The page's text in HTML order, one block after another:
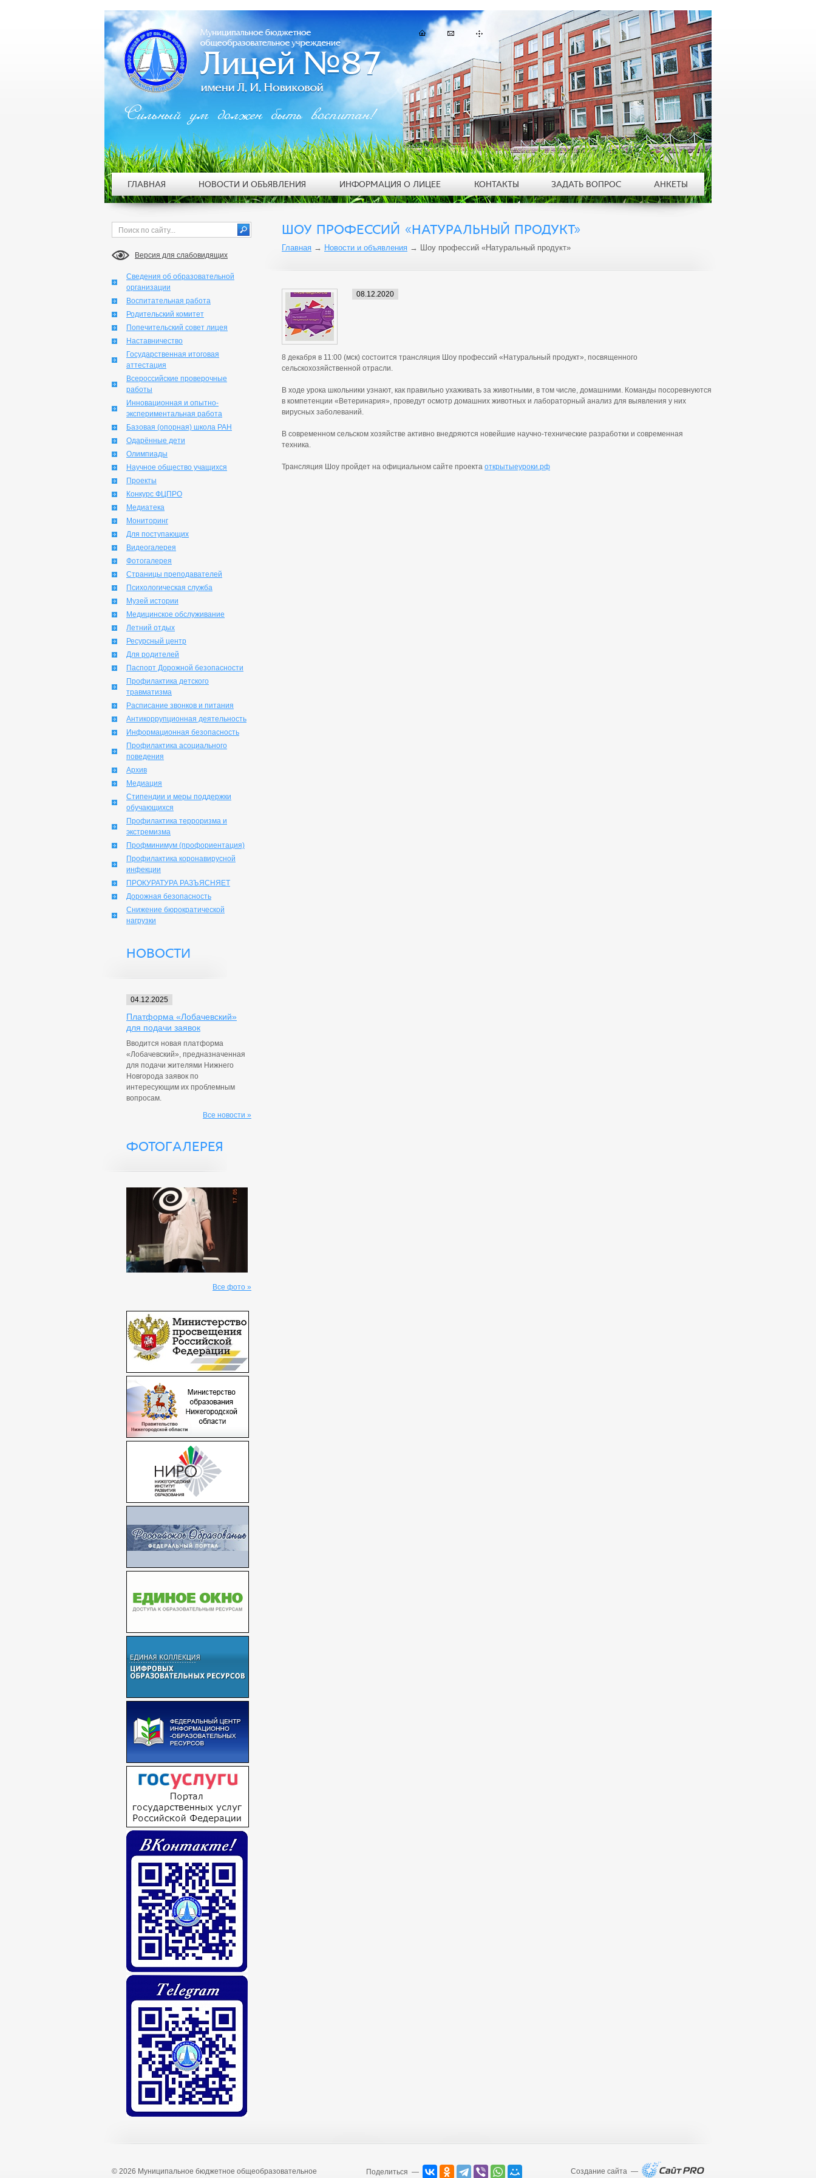
Версия для слабовидящих
Сведения об образовательной
организации
Воспитательная работа
Родительский комитет
Попечительский совет лицея
Наставничество
Государственная итоговая
аттестация
Всероссийские проверочные
работы
Инновационная и опытно-
экспериментальная работа
Базовая (опорная) школа РАН
Одарённые дети
Олимпиады
Научное общество учащихся
Проекты
Конкурс ФЦПРО
Медиатека
Мониторинг
Для поступающих
Видеогалерея
Фотогалерея
Страницы преподавателей
Психологическая служба
Музей истории
Медицинское обслуживание
Летний отдых
Ресурсный центр
Для родителей
Паспорт Дорожной безопасности
Профилактика детского
травматизма
Расписание звонков и питания
Антикоррупционная деятельность
Информационная безопасность
Профилактика асоциального
поведения
Архив
Медиация
Стипендии и меры поддержки
обучающихся
Профилактика терроризма и
экстремизма
Профминимум (профориентация)
Профилактика коронавирусной
инфекции
ПРОКУРАТУРА РАЗЪЯСНЯЕТ
Дорожная безопасность
Снижение бюрократической
нагрузки
НОВОСТИ
04.12.2025
Платформа «Лобачевский»
для подачи заявок
Вводится новая платформа
«Лобачевский», предназначенная
для подачи жителями Нижнего
Новгорода заявок по
интересующим их проблемным
вопросам.
Все новости »
ФОТОГАЛЕРЕЯ
Все фото »
ШОУ ПРОФЕССИЙ «НАТУРАЛЬНЫЙ ПРОДУКТ»
Главная → Новости и объявления → Шоу профессий «Натуральный продукт»
08.12.2020
8 декабря в 11:00 (мск) состоится трансляция Шоу профессий «Натуральный продукт», посвященного
сельскохозяйственной отрасли.
В ходе урока школьники узнают, как правильно ухаживать за животными, в том числе, домашними. Команды посоревнуются
в компетенции «Ветеринария», проведут осмотр домашних животных и лабораторный анализ для выявления у них
вирусных заболеваний.
В современном сельском хозяйстве активно внедряются новейшие научно-технические разработки и современная
техника.
Трансляция Шоу пройдет на официальном сайте проекта открытыеуроки.рф
Сильный ум должен быть воспитан!
ГЛАВНАЯ НОВОСТИ И ОБЪЯВЛЕНИЯ ИНФОРМАЦИЯ О ЛИЦЕЕ КОНТАКТЫ ЗАДАТЬ ВОПРОС АНКЕТЫ
© 2026 Муниципальное бюджетное общеобразовательное Поделиться — Создание сайта —